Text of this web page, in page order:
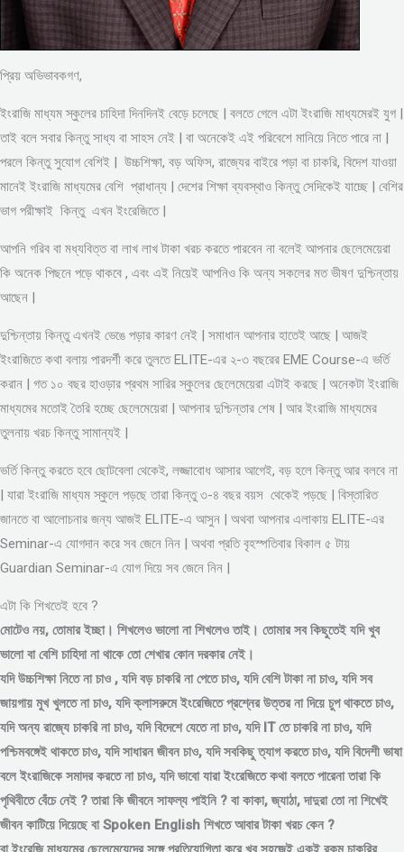
প্রিয় অভিভাবকগণ,
ইংরাজি মাধ্যম স্কুলের চাহিদা দিনদিনই বেড়ে চলেছে | বলতে গেলে এটা ইংরাজি মাধ্যমেরই যুগ |
তাই বলে সবার কিন্তু সাধ্য বা সাহস নেই | বা অনেকেই এই পরিবেশে মানিয়ে নিতে পারে না |
পরলে কিন্তু সুযোগ বেশিই | উচ্চশিক্ষা, বড় অফিস, রাজ্যের বাইরে পড়া বা চাকরি, বিদেশ যাওয়া
মানেই ইংরাজি মাধ্যমের বেশি প্রাধান্য | দেশের শিক্ষা ব্যবস্থাও কিন্তু সেদিকেই যাচ্ছে | বেশির
ভাগ পরীক্ষাই কিন্তু এখন ইংরেজিতে |
আপনি গরিব বা মধ্যবিত্ত বা লাখ লাখ টাকা খরচ করতে পারবেন না বলেই আপনার ছেলেমেয়েরা
কি অনেক পিছনে পড়ে থাকবে , এবং এই নিয়েই আপনিও কি অন্য সকলের মত ভীষণ দুশ্চিন্তায়
আছেন |
দুশ্চিন্তায় কিন্তু এখনই ভেঙে পড়ার কারণ নেই | সমাধান আপনার হাতেই আছে | আজই
ইংরাজিতে কথা বলায় পারদর্শী করে তুলতে ELITE-এর ২-৩ বছরের EME Course-এ ভর্তি
করান | গত ১০ বছর হাওড়ার প্রথম সারির স্কুলের ছেলেমেয়েরা এটাই করছে | অনেকটা ইংরাজি
মাধ্যমের মতোই তৈরি হচ্ছে ছেলেমেয়েরা | আপনার দুশ্চিন্তার শেষ | আর ইংরাজি মাধ্যমের
তুলনায় খরচ কিন্তু সামান্যই |
ভর্তি কিন্তু করতে হবে ছোটবেলা থেকেই, লজ্জাবোধ আসার আগেই, বড় হলে কিন্তু আর বলবে না
| যারা ইংরাজি মাধ্যম স্কুলে পড়ছে তারা কিন্তু ৩-৪ বছর বয়স থেকেই পড়ছে | বিস্তারিত
জানতে বা আলোচনার জন্য আজই ELITE-এ আসুন | অথবা আপনার এলাকায় ELITE-এর
Seminar-এ যোগদান করে সব জেনে নিন | অথবা প্রতি বৃহস্পতিবার বিকাল ৫ টায়
Guardian Seminar-এ যোগ দিয়ে সব জেনে নিন |
এটা কি শিখতেই হবে ?
মোটেও নয়, তোমার ইচ্ছা। শিখলেও ভালো না শিখলেও তাই। তোমার সব কিছুতেই যদি খুব
ভালো বা বেশি চাহিদা না থাকে তো শেখার কোন দরকার নেই।
যদি উচ্চশিক্ষা নিতে না চাও , যদি বড় চাকরি না পেতে চাও, যদি বেশি টাকা না চাও, যদি সব
জায়গায় মুখ খুলতে না চাও, যদি ক্লাসরুমে ইংরেজিতে প্রশ্নের উত্তর না দিয়ে চুপ থাকতে চাও,
যদি অন্য রাজ্যে চাকরি না চাও, যদি বিদেশে যেতে না চাও, যদি IT তে চাকরি না চাও, যদি
পশ্চিমবঙ্গেই থাকতে চাও, যদি সাধারন জীবন চাও, যদি সবকিছু ত্যাগ করতে চাও, যদি বিদেশী ভাষা
বলে ইংরাজিকে সমাদর করতে না চাও, যদি ভাবো যারা ইংরেজিতে কথা বলতে পারেনা তারা কি
পৃথিবীতে বেঁচে নেই ? তারা কি জীবনে সাফল্য পাইনি ? বা কাকা, জ্যাঠা, দাদুরা তো না শিখেই
জীবন কাটিয়ে দিয়েছে বা Spoken English শিখতে আবার টাকা খরচ কেন ?